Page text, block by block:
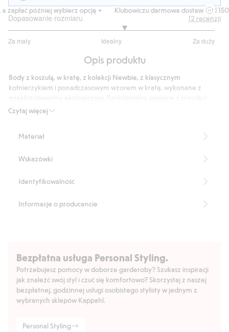
później wybierz opcję +
Klubowiczu darmowa dostawa od 150 zł
Dopasowanie rozmiaru
Za mały Idealny Za duży
na
8
głosów
12 recenzji
Opis produktu
Czytaj więcej
Body z koszulą, w kratę, z kolekcji Newbie, z klasycznym
kołnierzykiem i ponadczasowym wzorem w kratę, wykonane z
guziki w kroku ułatwiają zakładanie i zdejmowanie. Kieszonka na
Numer artykułu
Materiał
Wskazówki
Identyfikowalność
Informacje o producencie
Bezpłatna usługa Personal Styling.
Potrzebujesz pomocy w doborze garderoby? Szukasz inspiracji
jak znaleźć swój styl i czuć się komfortowo? Skorzystaj z naszej
bezpłatnej, godzinnej usługi osobistego stylisty w jednym z
wybranych sklepów Kappahl.
Personal Styling